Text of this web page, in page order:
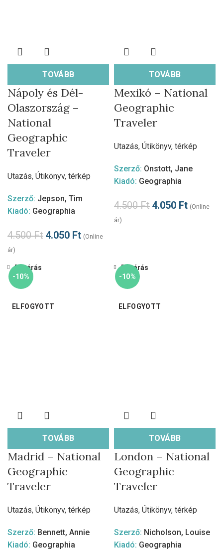
TOVÁBB
Nápoly és Dél-
Olaszország –
National
Geographic
Traveler
Utazás, Útikönyv, térkép
Szerző: Jepson, Tim
Kiadó: Geographia
4.500Ft 4.050 Ft (Online
ár)
TOVÁBB
Mexikó – National
Geographic
Traveler
Utazás, Útikönyv, térkép
Szerző: Onstott, Jane
Kiadó: Geographia
4.500Ft 4.050 Ft (Online
ár)
-10%
ELFOGYOTT
TOVÁBB
Bezárás
Madrid – National
Geographic
Traveler
Utazás, Útikönyv, térkép
Szerző: Bennett, Annie
Kiadó: Geographia
-10%
ELFOGYOTT
TOVÁBB
Bezárás
London – National
Geographic
Traveler
Utazás, Útikönyv, térkép
Szerző: Nicholson, Louise
Kiadó: Geographia